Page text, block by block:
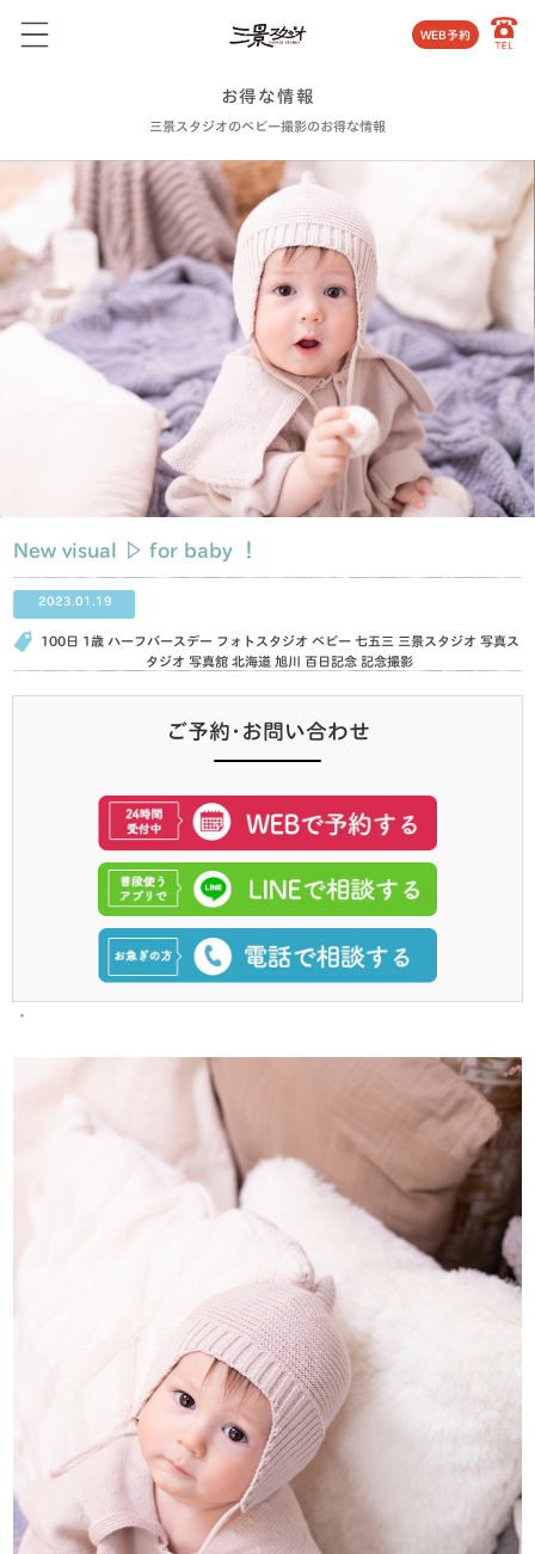
WEB予約
お得な情報
三景スタジオのベビー撮影のお得な情報
New visual ▷ for baby ！
2023.01.19
100日 1歳 ハーフバースデー フォトスタジオ ベビー 七五三 三景スタジオ 写真ス
タジオ 写真舘 北海道 旭川 百日記念 記念撮影
ご予約･お問い合わせ
・